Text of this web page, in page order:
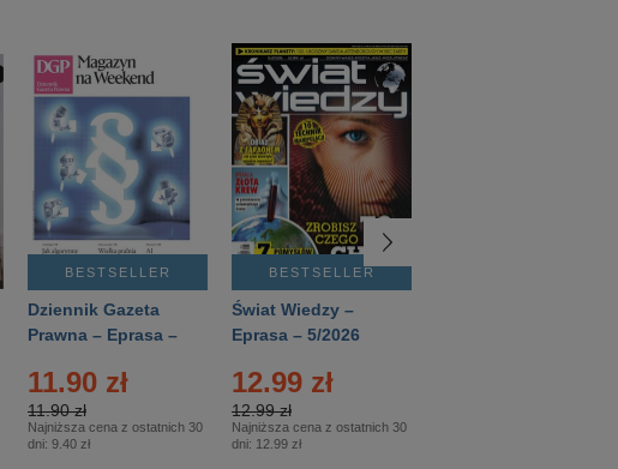
BESTSELLER
Dziennik Gazeta
Prawna – Eprasa –
11.90 zł
11.90 zł
Najniższa cena z ostatnich 30
dni: 9.40 zł
BESTSELLER
Świat Wiedzy –
Eprasa – 5/2026
12.99 zł
12.99 zł
Najniższa cena z ostatnich 30
dni: 12.99 zł